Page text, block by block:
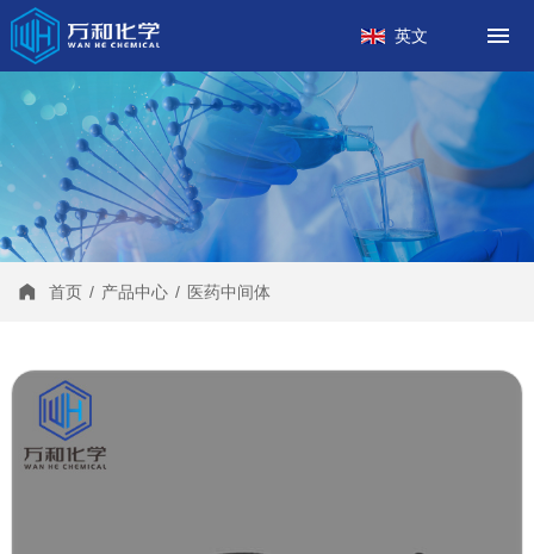
英文
首页
关于我们
产品中心
工厂案例
新闻中心
首页 / 产品中心 / 医药中间体